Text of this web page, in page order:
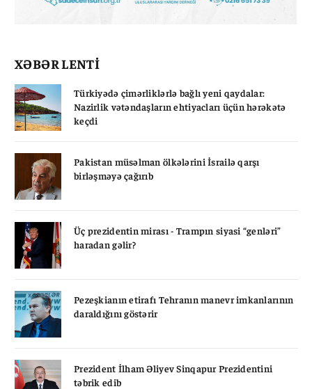
XƏBƏR LENTİ
Türkiyədə çimərliklərlə bağlı yeni qaydalar:
Nazirlik vətəndaşların ehtiyacları üçün hərəkətə
keçdi
Pakistan müsəlman ölkələrini İsrailə qarşı
birləşməyə çağırıb
Üç prezidentin mirası - Trampın siyasi “genləri”
haradan gəlir?
Pezeşkianın etirafı Tehranın manevr imkanlarının
daraldığını göstərir
Prezident İlham Əliyev Sinqapur Prezidentini
təbrik edib